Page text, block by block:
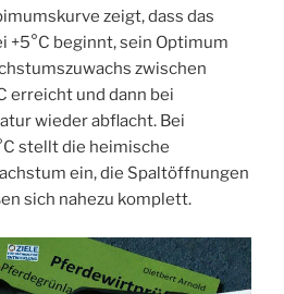
zeigt, dass das
+5°C beginnt, sein Optimum
zwischen
erreicht und dann bei
wieder abflacht. Bei
stellt die heimische
ein, die Spaltöffnungen
sich nahezu komplett.